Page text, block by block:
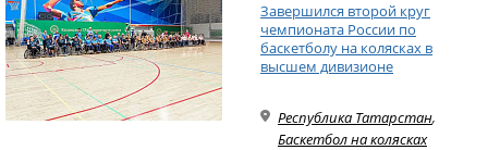
Завершился второй круг
чемпионата России по
баскетболу на колясках в
высшем дивизионе
Республика Татарстан,
Баскетбол на колясках